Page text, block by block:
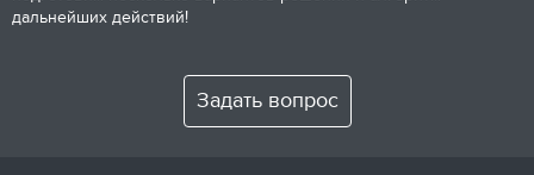
дальнейших действий!
Задать вопрос